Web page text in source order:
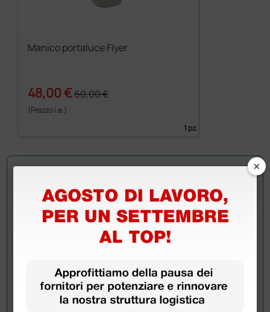
Manico portaluce Flyer
48,00 €60,00 €
(Prezzo i.e.)
1 pz.
Hai ancora qualche dubbio? Vuoi ulteriori
informazioni?
×